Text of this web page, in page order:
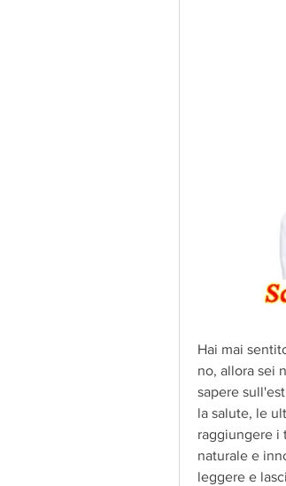
Hai mai
no, allora sei
sapere
la salute, le
raggiungere i
naturale e
leggere e